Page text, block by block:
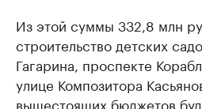
Из этой суммы 332,8 млн
строительство детских
Гагарина, проспекте
улице Композитора
вышестоящих бюджетов